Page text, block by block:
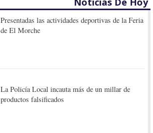
Presentadas las actividades deportivas de la Feria
de El Morche
La Policía Local incauta más de un millar de
productos falsificados